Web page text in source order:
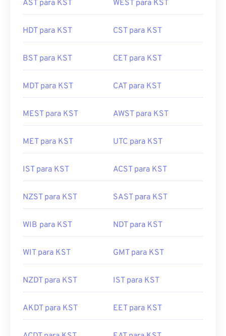
AST para KST WEST para KST
HDT para KST CST para KST
BST para KST CET para KST
MDT para KST CAT para KST
MEST para KST AWST para KST
MET para KST UTC para KST
IST para KST ACST para KST
NZST para KST SAST para KST
WIB para KST NDT para KST
WIT para KST GMT para KST
NZDT para KST IST para KST
AKDT para KST EET para KST